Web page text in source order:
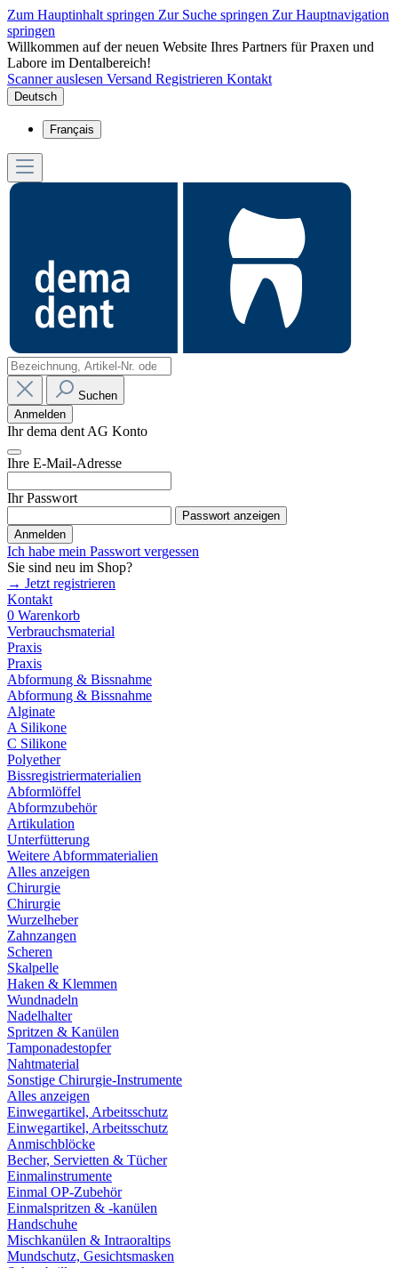
Zum Hauptinhalt springen Zur Suche springen Zur Hauptnavigation
springen
Willkommen auf der neuen Website Ihres Partners für Praxen und
Labore im Dentalbereich!
Scanner auslesen Versand Registrieren Kontakt
Deutsch
Français
Suchen
Anmelden
Ihr dema dent AG Konto
Ihre E-Mail-Adresse
Ihr Passwort
Passwort anzeigen
Anmelden
Ich habe mein Passwort vergessen
Sie sind neu im Shop?
→ Jetzt registrieren
Kontakt
0 Warenkorb
Verbrauchsmaterial
Praxis
Praxis
Abformung & Bissnahme
Abformung & Bissnahme
Alginate
A Silikone
C Silikone
Polyether
Bissregistriermaterialien
Abformlöffel
Abformzubehör
Artikulation
Unterfütterung
Weitere Abformmaterialien
Alles anzeigen
Chirurgie
Chirurgie
Wurzelheber
Zahnzangen
Scheren
Skalpelle
Haken & Klemmen
Wundnadeln
Nadelhalter
Spritzen & Kanülen
Tamponadestopfer
Nahtmaterial
Sonstige Chirurgie-Instrumente
Alles anzeigen
Einwegartikel, Arbeitsschutz
Einwegartikel, Arbeitsschutz
Anmischblöcke
Becher, Servietten & Tücher
Einmalinstrumente
Einmal OP-Zubehör
Einmalspritzen & -kanülen
Handschuhe
Mischkanülen & Intraoraltips
Mundschutz, Gesichtsmasken